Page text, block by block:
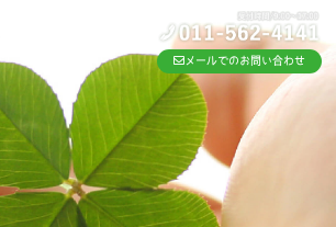
メールでのお問い合わせ